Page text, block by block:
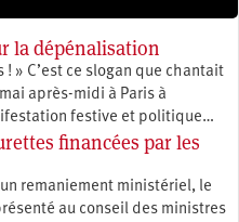
la dépénalisation
» C’est ce slogan que chantait
après-midi à Paris à
festive et politique…
financées par les
remaniement ministériel, le
au conseil des ministres